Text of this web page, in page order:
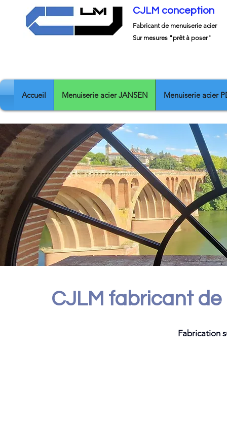
CJLM conception
Fabricant de menuiserie acier
Sur mesures "prêt à poser"
Accueil Menuiserie acier JANSEN Menuiserie acier
CJLM fabricant
Fabrication